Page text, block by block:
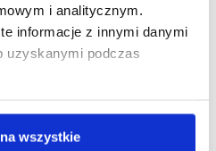
i analitycznym.
informacje z innymi danymi
uzyskanymi podczas
wszystkie